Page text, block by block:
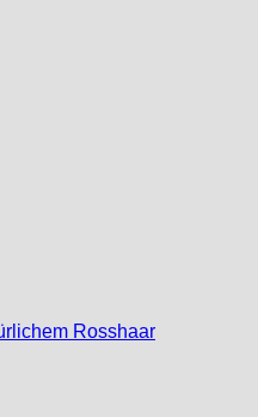
Rosshaar